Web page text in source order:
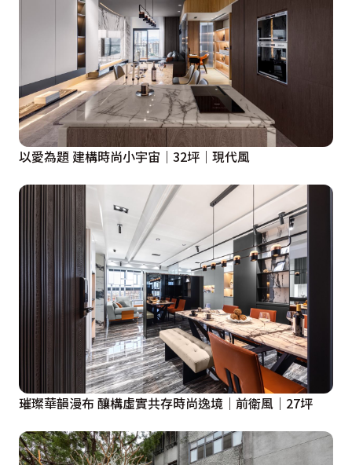
以愛為題 建構時尚小宇宙｜32坪｜現代風
璀璨華韻漫布 釀構虛實共存時尚逸境｜前衛風｜27坪